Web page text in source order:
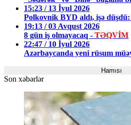
15:23 / 13 İyul 2026
Polkovnik BYD aldı, işə düşdü:
19:13 / 03 Avqust 2026
8 gün iş olmayacaq - TƏQVİM
22:47 / 10 İyul 2026
Azərbaycanda yeni rüsum
Hamısı
Son xəbərlər